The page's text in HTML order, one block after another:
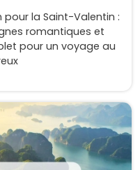
la Saint-Valentin :
romantiques et
pour un voyage au